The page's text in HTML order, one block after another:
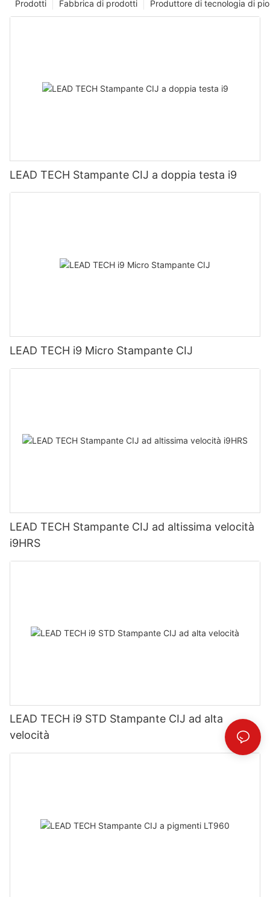
Produttore di tecnologia di
Fabbrica di prodotti
Prodotti
LEAD TECH Stampante CIJ a doppia testa i9
LEAD TECH i9 Micro Stampante CIJ
LEAD TECH Stampante CIJ ad altissima velocità
i9HRS
LEAD TECH i9 STD Stampante CIJ ad alta
velocità